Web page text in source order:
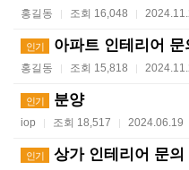
홍길동 | 조회 16,048 |
인기 아파트 인테리어
홍길동 | 조회 15,818 |
인기 분양
iop | 조회 18,517 | 2024.06.19
인기 상가 인테리어 문의